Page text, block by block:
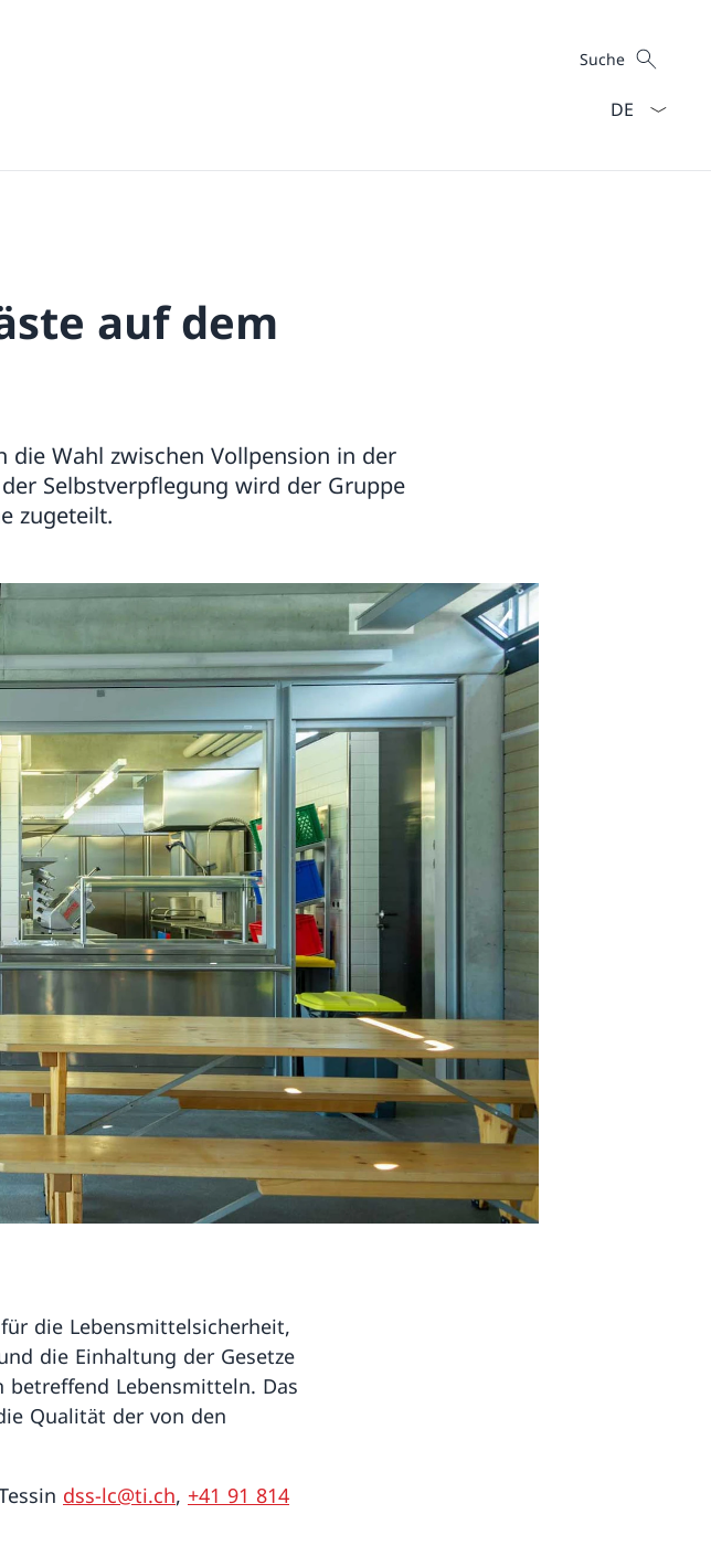
Suche
Suche
auf dem
Wahl zwischen Vollpension in der
Selbstverpflegung wird der Gruppe
zugeteilt.
die Lebensmittelsicherheit,
die Einhaltung der Gesetze
betreffend Lebensmitteln. Das
Qualität der von den
dss-lc@ti.ch, +41 91 814